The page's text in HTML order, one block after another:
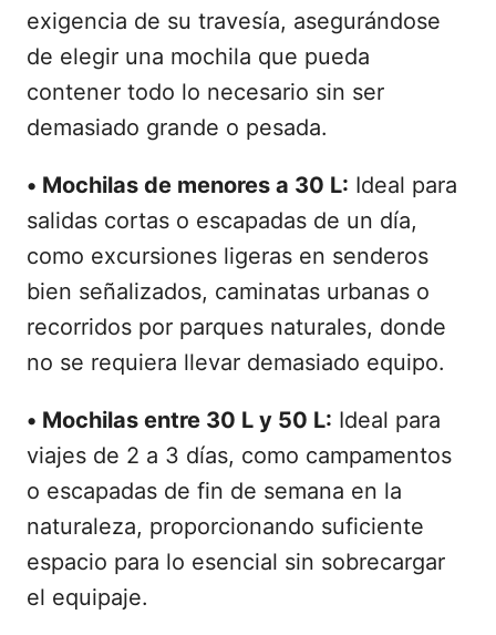
exigencia de su travesía, asegurándose
de elegir una mochila que pueda
contener todo lo necesario sin ser
demasiado grande o pesada.
• Mochilas de menores a 30 L: Ideal para
salidas cortas o escapadas de un día,
como excursiones ligeras en senderos
bien señalizados, caminatas urbanas o
recorridos por parques naturales, donde
no se requiera llevar demasiado equipo.
• Mochilas entre 30 L y 50 L: Ideal para
viajes de 2 a 3 días, como campamentos
o escapadas de fin de semana en la
naturaleza, proporcionando suficiente
espacio para lo esencial sin sobrecargar
el equipaje.